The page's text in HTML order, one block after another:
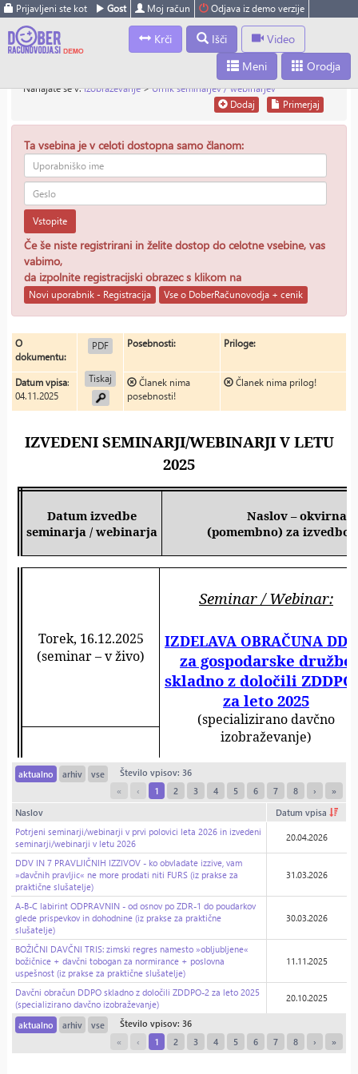
Prijavljeni ste kot Gost Moj račun Odjava iz demo verzije
Krči Išči
Video
Orodja
Meni
Nahajate se v:Izobraževanje>Urnik seminarjev / webinarjev
Primerjaj
Dodaj
Ta vsebina je v celoti dostopna samo članom:
Vstopite
Če še niste registrirani in želite dostop do celotne vsebine, vas
vabimo,
da izpolnite registracijski obrazec s klikom na
Novi uporabnik - Registracija Vse o DoberRačunovodja + cenik
O
dokumentu:
PDF
Tiskaj
Posebnosti: Priloge:
Datum vpisa:
04.11.2025
Članek nima
posebnosti!
Članek nima prilog!
aktualno arhiv vse
Število vpisov: 36
«
‹ 1 2 3 4 5 6 7 8 › »
Naslov
Datum vpisa
Potrjeni seminarji/webinarji v prvi polovici leta 2026 in izvedeni
seminarji/webinarji v letu 2026
20.04.2026
DDV IN 7 PRAVLJIČNIH IZZIVOV - ko obvladate izzive, vam
»davčnih pravljic« ne more prodati niti FURS (iz prakse za
praktične slušatelje)
31.03.2026
A-B-C labirint ODPRAVNIN - od osnov po ZDR-1 do poudarkov
glede prispevkov in dohodnine (iz prakse za praktične
slušatelje)
30.03.2026
BOŽIČNI DAVČNI TRIS: zimski regres namesto »obljubljene«
božičnice + davčni tobogan za normirance + poslovna
uspešnost (iz prakse za praktične slušatelje)
11.11.2025
Davčni obračun DDPO skladno z določili ZDDPO-2 za leto 2025
(specializirano davčno izobraževanje)
20.10.2025
aktualno arhiv vse
Število vpisov: 36
«
‹ 1 2 3 4 5 6 7 8 › »